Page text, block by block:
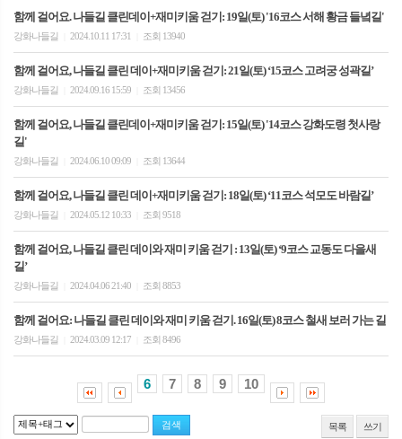
함께 걸어요. 나들길 클린데이+재미키움 걷기: 19일(토) '16코스 서해 황금 들녘길'
강화나들길 2024.10.11 17:31 조회 13940
함께 걸어요, 나들길 클린 데이+재미키움 걷기: 21일(토) ‘15코스 고려궁 성곽길’
강화나들길 2024.09.16 15:59 조회 13456
함께 걸어요, 나들길 클린데이+재미키움 걷기: 15일(토) '14코스 강화도령 첫사랑
길'
강화나들길 2024.06.10 09:09 조회 13644
함께 걸어요, 나들길 클린 데이+재미키움 걷기: 18일(토) ‘11코스 석모도 바람길’
강화나들길 2024.05.12 10:33 조회 9518
함께 걸어요, 나들길 클린 데이와 재미 키움 걷기 : 13일(토) ‘9코스 교동도 다을새
길’
강화나들길 2024.04.06 21:40 조회 8853
함께 걸어요: 나들길 클린 데이와 재미 키움 걷기. 16일(토) 8코스 철새 보러 가는 길
강화나들길 2024.03.09 12:17 조회 8496
6 7 8 9 10
목록 쓰기